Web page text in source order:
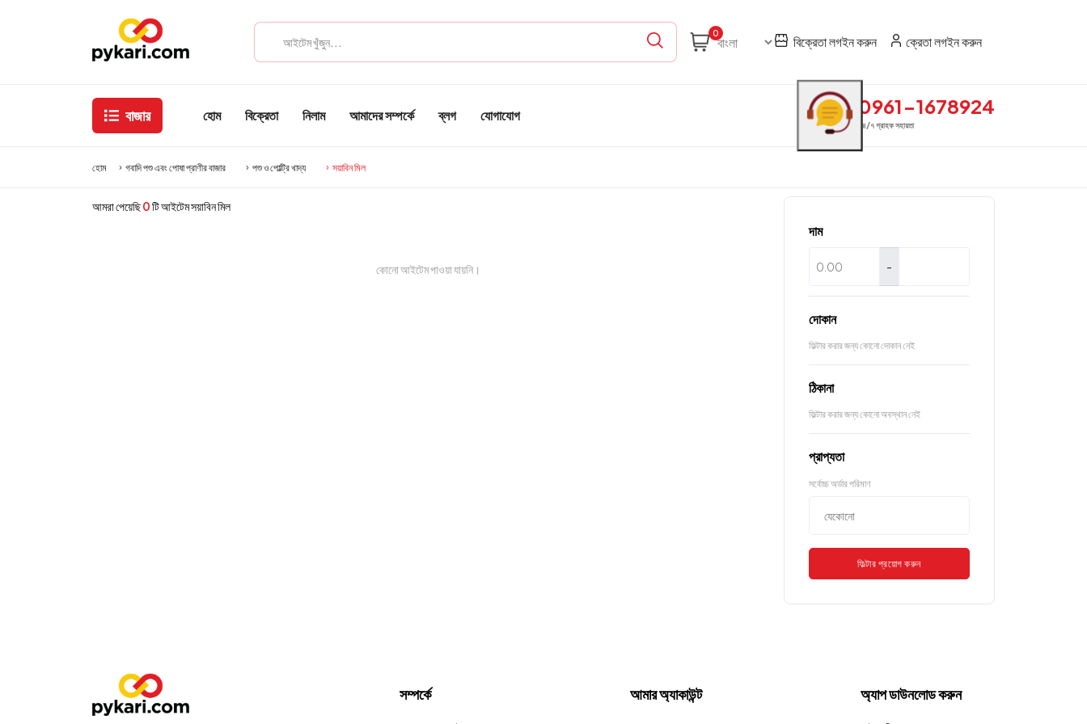
0
বিক্রেতা লগইন করুন ক্রেতা লগইন করুন
বাজার হোম বিক্রেতা নিলাম আমাদের সম্পর্কে ব্লগ যোগাযোগ 0961-1678924
২৪/৭ গ্রাহক সহায়তা
হোম গবাদি পশু এবং পোষা প্রাণীর বাজার পশু ও পোল্ট্রি খাদ্য সয়াবিন মিল
আমরা পেয়েছি0টি আইটেম সয়াবিন মিল
কোনো আইটেম পাওয়া যায়নি।
দাম
-
দোকান
ফিল্টার করার জন্য কোনো দোকান নেই
ঠিকানা
ফিল্টার করার জন্য কোনো অবস্থান নেই
প্রাপ্যতা
সর্বোচ্চ অর্ডার পরিমাণ
ফিল্টার প্রয়োগ করুন
সম্পর্কে আমার অ্যাকাউন্ট অ্যাপ ডাউনলোড করুন